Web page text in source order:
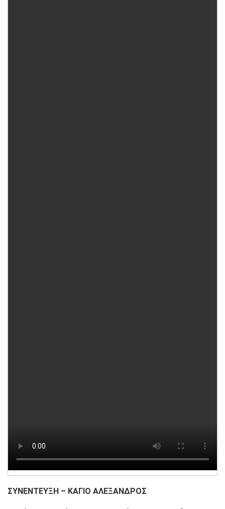
ΣΥΝΕΝΤΕΥΞΗ – ΚΑΓΙΟ ΑΛΕΞΑΝΔΡΟΣ